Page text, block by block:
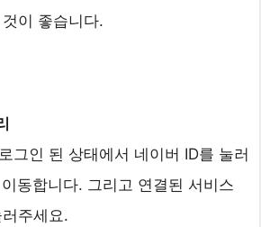
이 좋습니다.
그인 된 상태에서 네이버 ID를 눌러
동합니다. 그리고 연결된 서비스
주세요.